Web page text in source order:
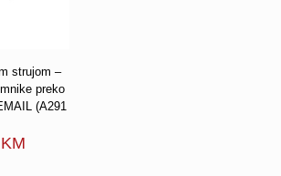
strujom –
preko
(A291
KM